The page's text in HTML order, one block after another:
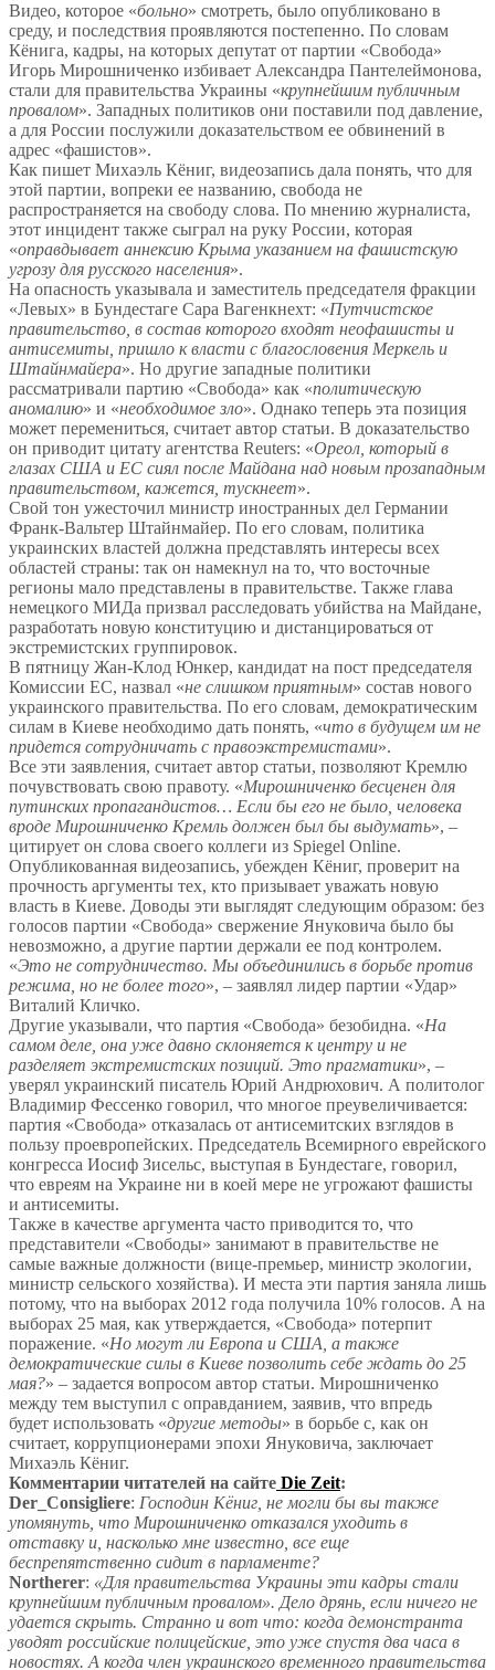
Видео, которое «больно» смотреть, было опубликовано в
среду, и последствия проявляются постепенно. По словам
Кёнига, кадры, на которых депутат от партии «Свобода»
Игорь Мирошниченко избивает Александра Пантелеймонова,
стали для правительства Украины «крупнейшим публичным
провалом». Западных политиков они поставили под давление,
а для России послужили доказательством ее обвинений в
адрес «фашистов».
Как пишет Михаэль Кёниг, видеозапись дала понять, что для
этой партии, вопреки ее названию, свобода не
распространяется на свободу слова. По мнению журналиста,
этот инцидент также сыграл на руку России, которая
«оправдывает аннексию Крыма указанием на фашистскую
угрозу для русского населения».
На опасность указывала и заместитель председателя фракции
«Левых» в Бундестаге Сара Вагенкнехт: «Путчистское
правительство, в состав которого входят неофашисты и
антисемиты, пришло к власти с благословения Меркель и
Штайнмайера». Но другие западные политики
рассматривали партию «Свобода» как «политическую
аномалию» и «необходимое зло». Однако теперь эта позиция
может перемениться, считает автор статьи. В доказательство
он приводит цитату агентства Reuters: «Ореол, который в
глазах США и ЕС сиял после Майдана над новым прозападным
правительством, кажется, тускнеет».
Свой тон ужесточил министр иностранных дел Германии
Франк-Вальтер Штайнмайер. По его словам, политика
украинских властей должна представлять интересы всех
областей страны: так он намекнул на то, что восточные
регионы мало представлены в правительстве. Также глава
немецкого МИДа призвал расследовать убийства на Майдане,
разработать новую конституцию и дистанцироваться от
экстремистских группировок.
В пятницу Жан-Клод Юнкер, кандидат на пост председателя
Комиссии ЕС, назвал «не слишком приятным» состав нового
украинского правительства. По его словам, демократическим
силам в Киеве необходимо дать понять, «что в будущем им не
придется сотрудничать с правоэкстремистами».
Все эти заявления, считает автор статьи, позволяют Кремлю
почувствовать свою правоту. «Мирошниченко бесценен для
путинских пропагандистов… Если бы его не было, человека
вроде Мирошниченко Кремль должен был бы выдумать», –
цитирует он слова своего коллеги из Spiegel Online.
Опубликованная видеозапись, убежден Кёниг, проверит на
прочность аргументы тех, кто призывает уважать новую
власть в Киеве. Доводы эти выглядят следующим образом: без
голосов партии «Свобода» свержение Януковича было бы
невозможно, а другие партии держали ее под контролем.
«Это не сотрудничество. Мы объединились в борьбе против
режима, но не более того», – заявлял лидер партии «Удар»
Виталий Кличко.
Другие указывали, что партия «Свобода» безобидна. «На
самом деле, она уже давно склоняется к центру и не
разделяет экстремистских позиций. Это прагматики», –
уверял украинский писатель Юрий Андрюхович. А политолог
Владимир Фессенко говорил, что многое преувеличивается:
партия «Свобода» отказалась от антисемитских взглядов в
пользу проевропейских. Председатель Всемирного еврейского
конгресса Иосиф Зисельс, выступая в Бундестаге, говорил,
что евреям на Украине ни в коей мере не угрожают фашисты
и антисемиты.
Также в качестве аргумента часто приводится то, что
представители «Свободы» занимают в правительстве не
самые важные должности (вице-премьер, министр экологии,
министр сельского хозяйства). И места эти партия заняла лишь
потому, что на выборах 2012 года получила 10% голосов. А на
выборах 25 мая, как утверждается, «Свобода» потерпит
поражение. «Но могут ли Европа и США, а также
демократические силы в Киеве позволить себе ждать до 25
мая?» – задается вопросом автор статьи. Мирошниченко
между тем выступил с оправданием, заявив, что впредь
будет использовать «другие методы» в борьбе с, как он
считает, коррупционерами эпохи Януковича, заключает
Михаэль Кёниг.
Комментарии читателей на сайте Die Zeit:
Der_Consigliere: Господин Кёниг, не могли бы вы также
упомянуть, что Мирошниченко отказался уходить в
отставку и, насколько мне известно, все еще
беспрепятственно сидит в парламенте?
Northerer: «Для правительства Украины эти кадры стали
крупнейшим публичным провалом». Дело дрянь, если ничего не
удается скрыть. Странно и вот что: когда демонстранта
уводят российские полицейские, это уже спустя два часа в
новостях. А когда член украинского временного правительства